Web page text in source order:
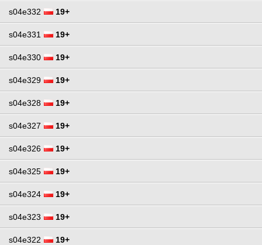
s04e332 19+
s04e331 19+
s04e330 19+
s04e329 19+
s04e328 19+
s04e327 19+
s04e326 19+
s04e325 19+
s04e324 19+
s04e323 19+
s04e322 19+